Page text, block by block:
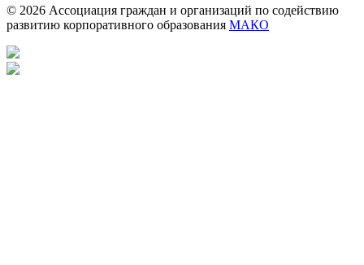
© 2026 Ассоциация граждан и организаций по содействию
развитию корпоративного образования МАКО